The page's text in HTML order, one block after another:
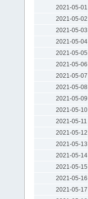
2021-05-01
2021-05-02
2021-05-03
2021-05-04
2021-05-05
2021-05-06
2021-05-07
2021-05-08
2021-05-09
2021-05-10
2021-05-11
2021-05-12
2021-05-13
2021-05-14
2021-05-15
2021-05-16
2021-05-17